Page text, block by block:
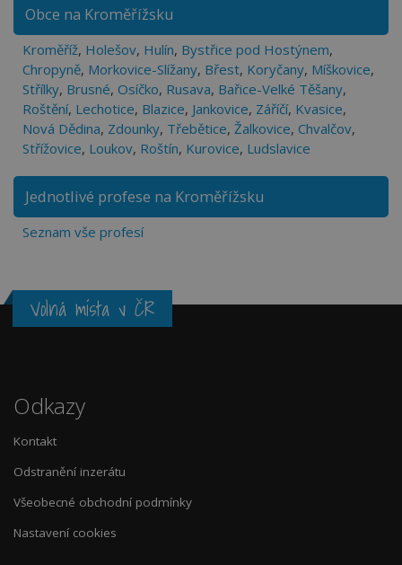
Obce na Kroměřížsku
Kroměříž, Holešov, Hulín, Bystřice pod Hostýnem,
Chropyně, Morkovice-Slížany, Břest, Koryčany, Míškovice,
Střílky, Brusné, Osíčko, Rusava, Bařice-Velké Těšany,
Roštění, Lechotice, Blazice, Jankovice, Záříčí, Kvasice,
Nová Dědina, Zdounky, Třebětice, Žalkovice, Chvalčov,
Střížovice, Loukov, Roštín, Kurovice, Ludslavice
Jednotlivé profese na Kroměřížsku
Seznam vše profesí
Volná místa v ČR
Odkazy
Kontakt
Odstranění inzerátu
Všeobecné obchodní podmínky
Nastavení cookies